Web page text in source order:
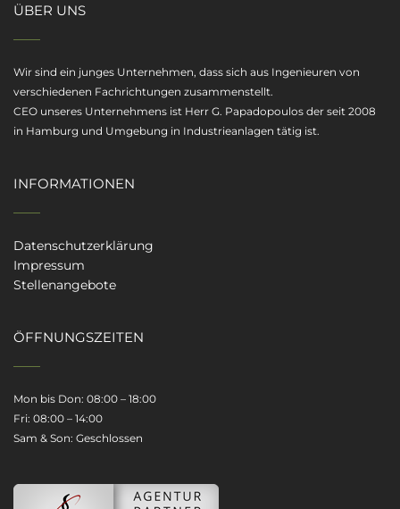
ÜBER UNS
Wir sind ein junges Unternehmen, dass sich aus Ingenieuren von
verschiedenen Fachrichtungen zusammenstellt.
CEO unseres Unternehmens ist Herr G. Papadopoulos der seit 2008
in Hamburg und Umgebung in Industrieanlagen tätig ist.
INFORMATIONEN
Datenschutzerklärung
Impressum
Stellenangebote
ÖFFNUNGSZEITEN
Mon bis Don: 08:00 – 18:00
Fri: 08:00 – 14:00
Sam & Son: Geschlossen